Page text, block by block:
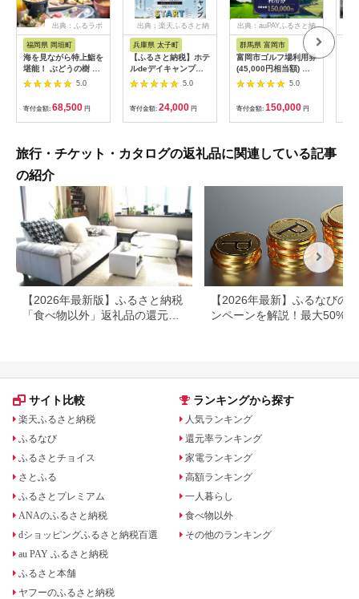
出典：ふるラボ
福岡県 岡垣町
海を見ながら特上鮨を
堪能！ ぶどうの樹 鮨
屋台ペア お食事券 海
鮮 海 屋台 食事 ペア
福岡県 岡垣町
5.0
寄付金額: 68,500 円
出典：楽天ふるさと納
税
兵庫県 太子町
【ふるさと納税】ホテ
ルdeデイキャンプ体
験チケット
【1364991】
5.0
寄付金額: 24,000 円
出典：auPAYふるさと納
群馬県 富岡市
富岡市ゴルフ場利用券
(45,000円相当額) ゴ
ルフ チケット 平日 土
日 祝日 プレー券 関東
群馬県 首都圏 F20E-
382
5.0
寄付金額: 150,000 円
旅行・チケット・カタログの返礼品に関連している記事
の紹介
【2026年最新版】ふるさと納税
「食べ物以外」返礼品の還元率
【2026年最新】ふるなびの
ンペーンを解説！最大50%還
サイト比較
楽天ふるさと納税
ふるなび
ふるさとチョイス
さとふる
ふるさとプレミアム
ANAのふるさと納税
dショッピングふるさと納税百選
au PAY ふるさと納税
ふるさと本舗
ヤフーのふるさと納税
ランキングから探す
人気ランキング
還元率ランキング
家電ランキング
高額ランキング
一人暮らし
食べ物以外
その他のランキング